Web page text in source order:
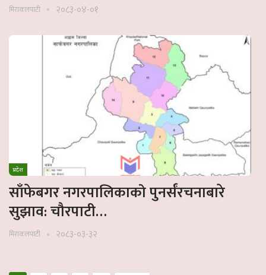
मिराकलपाटी २०८३-०४-०१
प्रदेश
साँफेबगर नगरपालिकाको पुनर्संरचनाबारे
सुझाव: चौरपाटी…
मिराकलपाटी २०८३-०३-३२